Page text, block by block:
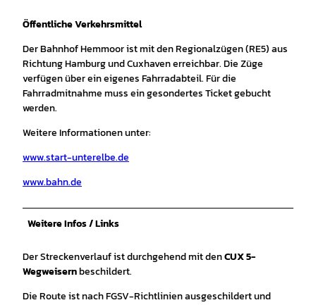
Öffentliche Verkehrsmittel
Der Bahnhof Hemmoor ist mit den Regionalzügen (RE5) aus
Richtung Hamburg und Cuxhaven erreichbar. Die Züge
verfügen über ein eigenes Fahrradabteil. Für die
Fahrradmitnahme muss ein gesondertes Ticket gebucht
werden.
Weitere Informationen unter:
www.start-unterelbe.de
www.bahn.de
Weitere Infos / Links
Der Streckenverlauf ist durchgehend mit denCUX 5-
Wegweisernbeschildert.
Die Route ist nach FGSV-Richtlinien ausgeschildert und